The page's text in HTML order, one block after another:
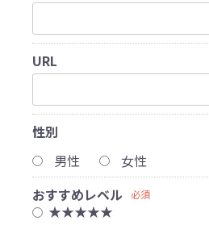
URL
性別
男性
女性
おすすめレベル
必須
★★★★★